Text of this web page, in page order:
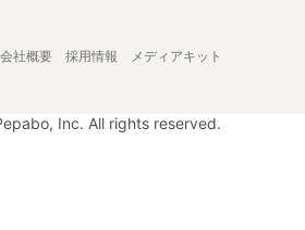
会社概要 採用情報 メディアキット
Inc. All rights reserved.